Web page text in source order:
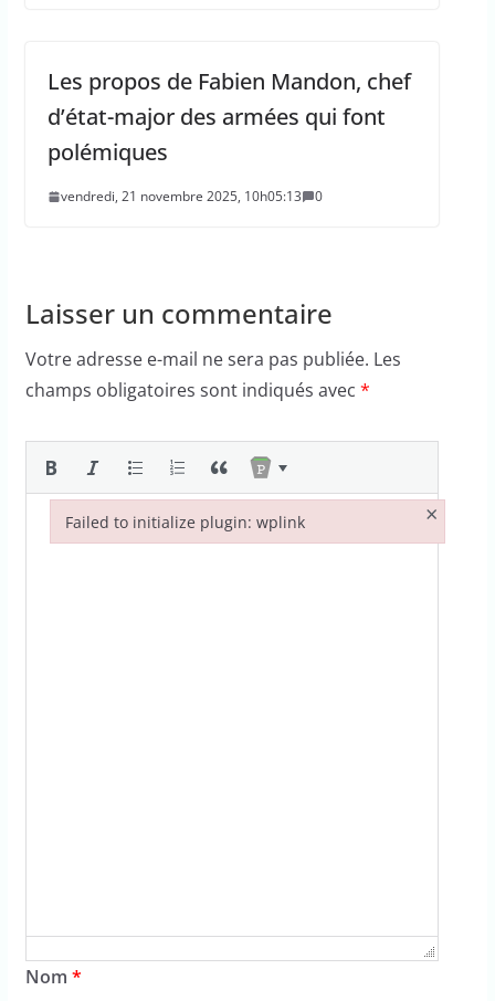
Les propos de Fabien Mandon, chef
d’état-major des armées qui font
polémiques
vendredi, 21 novembre 2025, 10h05:13 0
Laisser un commentaire
Votre adresse e-mail ne sera pas publiée. Les
champs obligatoires sont indiqués avec *
Nom *
Failed to initialize plugin: wplink ×
Failed to initialize plugin: wplink